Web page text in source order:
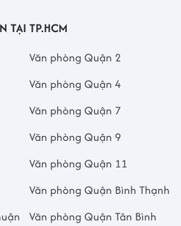
TẠI TP.HCM
Văn phòng Quận 2
Văn phòng Quận 4
Văn phòng Quận 7
Văn phòng Quận 9
Văn phòng Quận 11
Văn phòng Quận Bình Thạnh
Văn phòng Quận Tân Bình